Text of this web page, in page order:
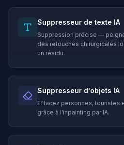
Suppresseur de texte IA
Suppression précise —
des retouches chirurgicales
un résidu.
Suppresseur d'objets IA
Effacez personnes, touristes
grâce à l'inpainting par IA.